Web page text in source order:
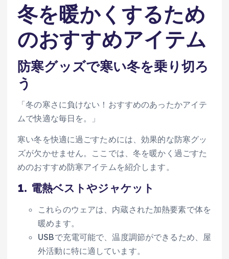
冬を暖かくするため
のおすすめアイテム
防寒グッズで寒い冬を乗り切ろ
う
「冬の寒さに負けない！おすすめのあったかアイテ
ムで快適な毎日を。」
寒い冬を快適に過ごすためには、効果的な防寒グッ
ズが欠かせません。ここでは、冬を暖かく過ごすた
めのおすすめ防寒アイテムを紹介します。
1. 電熱ベストやジャケット
これらのウェアは、内蔵された加熱要素で体を
暖めます。
USBで充電可能で、温度調節ができるため、屋
外活動に特に適しています。